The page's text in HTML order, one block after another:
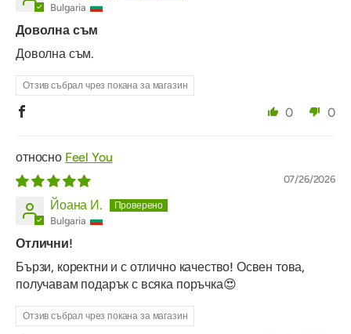
Bulgaria
Доволна съм
Доволна съм.
Отзив събрал чрез покана за магазин
0 0
Feel You
07/26/2026
Йоана И.
Bulgaria
Отлични!
Бързи, коректни и с отлично качество! Освен това,
получавам подарък с всяка поръчка😍
Отзив събрал чрез покана за магазин